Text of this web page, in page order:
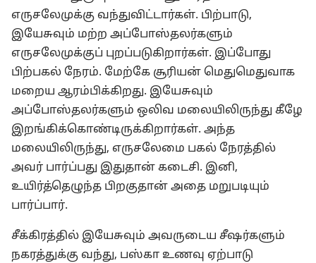
எருசலேமுக்கு வந்துவிட்டார்கள். பிற்பாடு,
இயேசுவும் மற்ற அப்போஸ்தலர்களும்
எருசலேமுக்குப் புறப்படுகிறார்கள். இப்போது
பிற்பகல் நேரம். மேற்கே சூரியன் மெதுமெதுவாக
மறைய ஆரம்பிக்கிறது. இயேசுவும்
அப்போஸ்தலர்களும் ஒலிவ மலையிலிருந்து கீழே
இறங்கிக்கொண்டிருக்கிறார்கள். அந்த
மலையிலிருந்து, எருசலேமை பகல் நேரத்தில்
அவர் பார்ப்பது இதுதான் கடைசி. இனி,
உயிர்த்தெழுந்த பிறகுதான் அதை மறுபடியும்
பார்ப்பார்.
சீக்கிரத்தில் இயேசுவும் அவருடைய சீஷர்களும்
நகரத்துக்கு வந்து, பஸ்கா உணவு ஏற்பாடு